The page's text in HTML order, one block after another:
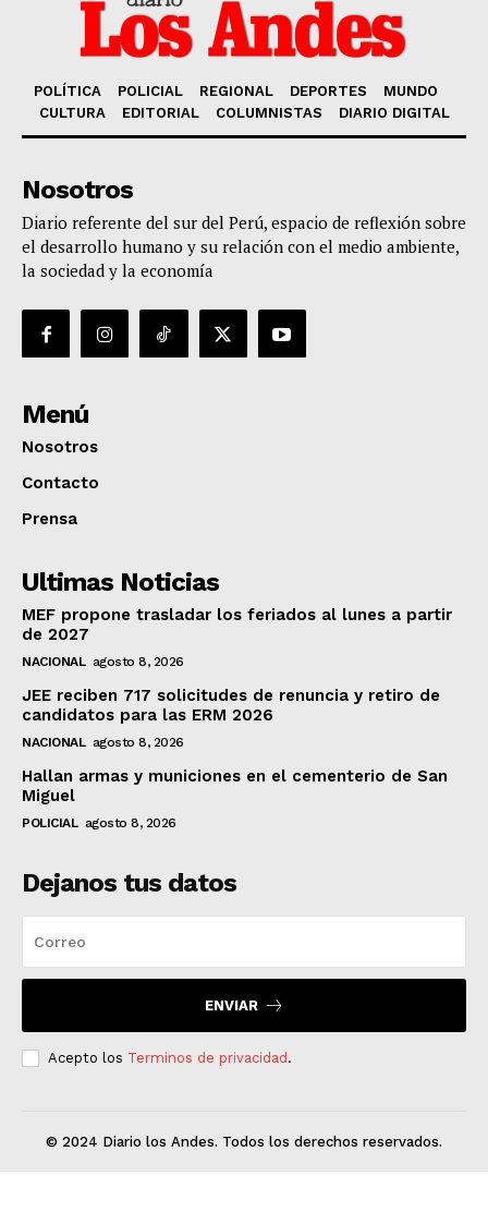
POLÍTICA POLICIAL REGIONAL DEPORTES
MUNDO
CULTURA
EDITORIAL COLUMNISTAS DIARIO DIGITAL
Nosotros
Diario referente del sur del Perú, espacio de reflexión sobre
el desarrollo humano y su relación con el medio ambiente,
la sociedad y la economía
Menú
Nosotros
Contacto
Prensa
Ultimas Noticias
MEF propone trasladar los feriados al lunes a partir
de 2027
NACIONAL agosto 8, 2026
JEE reciben 717 solicitudes de renuncia y retiro de
candidatos para las ERM 2026
NACIONAL agosto 8, 2026
Hallan armas y municiones en el cementerio de San
Miguel
POLICIAL agosto 8, 2026
Dejanos tus datos
ENVIAR
Acepto los Terminos de privacidad .
© 2024 Diario los Andes. Todos los derechos reservados.